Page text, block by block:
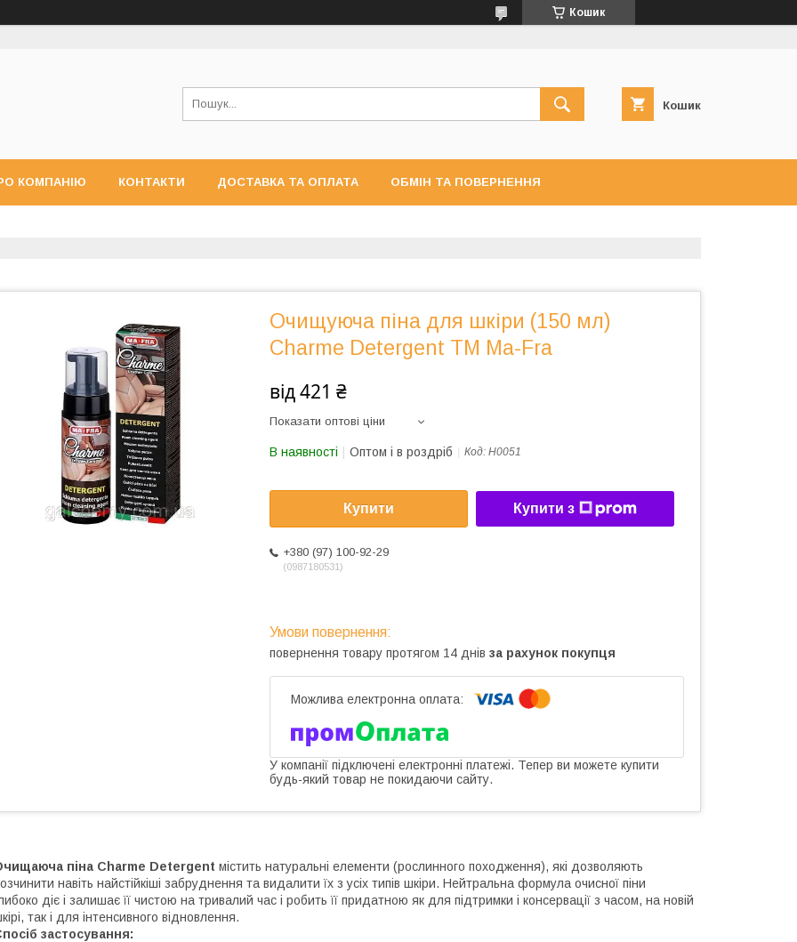
Кошик
Кошик
КОМПАНІЮ КОНТАКТИ ДОСТАВКА ТА ОПЛАТА ОБМІН ТА ПОВЕРНЕННЯ
Очищуюча піна для шкіри (150 мл)
Charme Detergent ТМ Ma-Fra
від421 ₴
Показати оптові ціни
В наявності Оптом і в роздріб Код: H0051
Купити Купити з
+380 (97) 100-92-29
0987180531
повернення товару протягом 14 днів за рахунок покупця
У компанії підключені електронні платежі. Тепер ви можете купити
будь-який товар не покидаючи сайту.
піна Charme Detergent містить натуральні елементи (рослинного походження), які дозволяють
навіть найстійкіші забруднення та видалити їх з усіх типів шкіри. Нейтральна формула очисної піни
діє і залишає її чистою на тривалий час і робить її придатною як для підтримки і консервації з часом, на новій
так і для інтенсивного відновлення.
застосування: